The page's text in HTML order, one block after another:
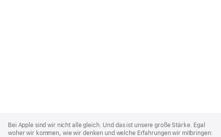
Footer
Bei Apple sind wir nicht alle gleich. Und das ist unsere große Stärke. Egal
woher wir kommen, wie wir denken und welche Erfahrungen wir mitbringen: